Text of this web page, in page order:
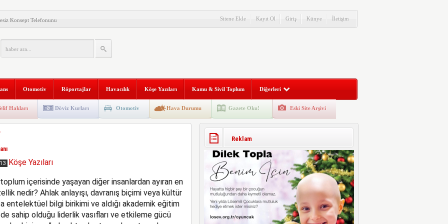
Konsept Telefonunu
HONOR Magic V6’yı
Şirketi Araştırması”
2. Defa Büyüyor
Geçti
“Aranan Mezun”
ve Kadim Eşikler” Karma
instax mini 99’un
Stratejik Ortaklık Kurdu
Sitene Ekle Kayıt Ol Giriş Künye İletişim
Otomotiv Röportajlar Havacılık Köşe Yazıları Kamu & Sivil Toplum Diğerleri
Hakları Döviz Kurları Otomotiv Hava Durumu Gazete Oku! Eski Site Arşivi
Köşe Yazıları
toplum içerisinde yaşayan diğer insanlardan ayıran en
nedir? Ahlak anlayışı, davranış biçimi veya kültür
entelektüel bilgi birikimi ve aldığı akademik eğitim
sahip olduğu liderlik vasıfları ve etkileme gücü
Reklam